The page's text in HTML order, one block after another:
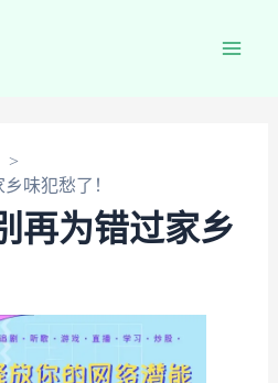
味犯愁了！
再为错过家乡